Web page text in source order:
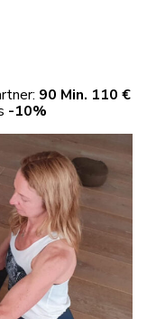
90 Min. 110 €
-10%